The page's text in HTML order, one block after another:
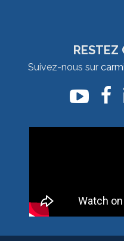
RESTEZ
Suivez-nous sur